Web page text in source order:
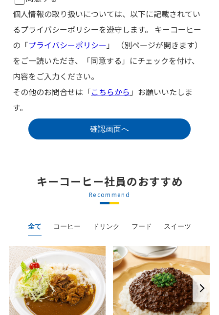
個人情報の取り扱いについては、以下に記載されてい
るプライバシーポリシーを遵守します。 キーコーヒー
の「プライバシーポリシー 」 （別ページが開きます）
をご一読いただき、「同意する」にチェックを付け、
内容をご入力ください。
その他のお問合せは「こちらから 」お願いいたしま
す。
キーコーヒー社員のおすすめ
Recommend
全て コーヒー ドリンク フード スイーツ